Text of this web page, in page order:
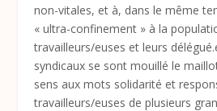
non-vitales, et à, dans le même
« ultra-confinement » à la
travailleurs/euses et leurs
syndicaux se sont mouillé le
sens aux mots solidarité et
travailleurs/euses de plusieurs